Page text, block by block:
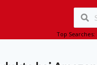
Top Searches: